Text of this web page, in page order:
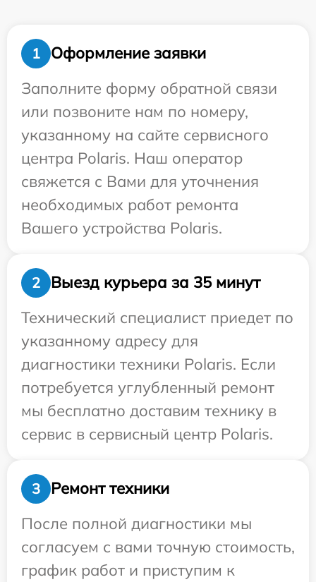
1
Оформление заявки
Заполните форму обратной связи
или позвоните нам по номеру,
указанному на сайте сервисного
центра Polaris. Наш оператор
свяжется с Вами для уточнения
необходимых работ ремонта
Вашего устройства Polaris.
2
Выезд курьера за 35 минут
Технический специалист приедет по
указанному адресу для
диагностики техники Polaris. Если
потребуется углубленный ремонт
мы бесплатно доставим технику в
сервис в сервисный центр Polaris.
3
Ремонт техники
После полной диагностики мы
согласуем с вами точную стоимость,
график работ и приступим к